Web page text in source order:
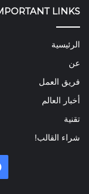
LINKS
الرئيسية
عن
فريق العمل
أخبار العالم
تقنية
شراء القالب!